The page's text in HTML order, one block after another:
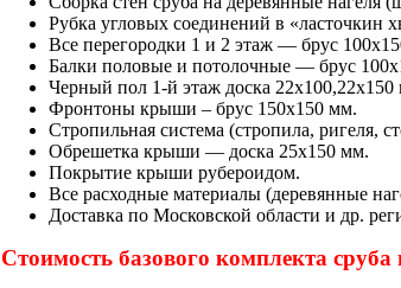
Рубка угловых соединений в «ласточкин
Все перегородки 1 и 2 этаж — брус
Балки половые и потолочные — брус
Черный пол 1-й этаж доска 22х100,22х150
Фронтоны крыши – брус 150х150 мм.
Стропильная система (стропила, ригеля,
Обрешетка крыши — доска 25х150 мм.
Покрытие крыши рубероидом.
Все расходные материалы (деревянные
Доставка по Московской области и др.
Стоимость базового комплекта